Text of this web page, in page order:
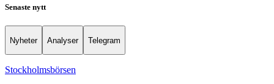
Senaste nytt
Nyheter Analyser Telegram
Stockholmsbörsen